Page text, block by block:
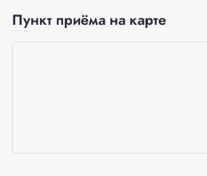
Пункт приёма на карте